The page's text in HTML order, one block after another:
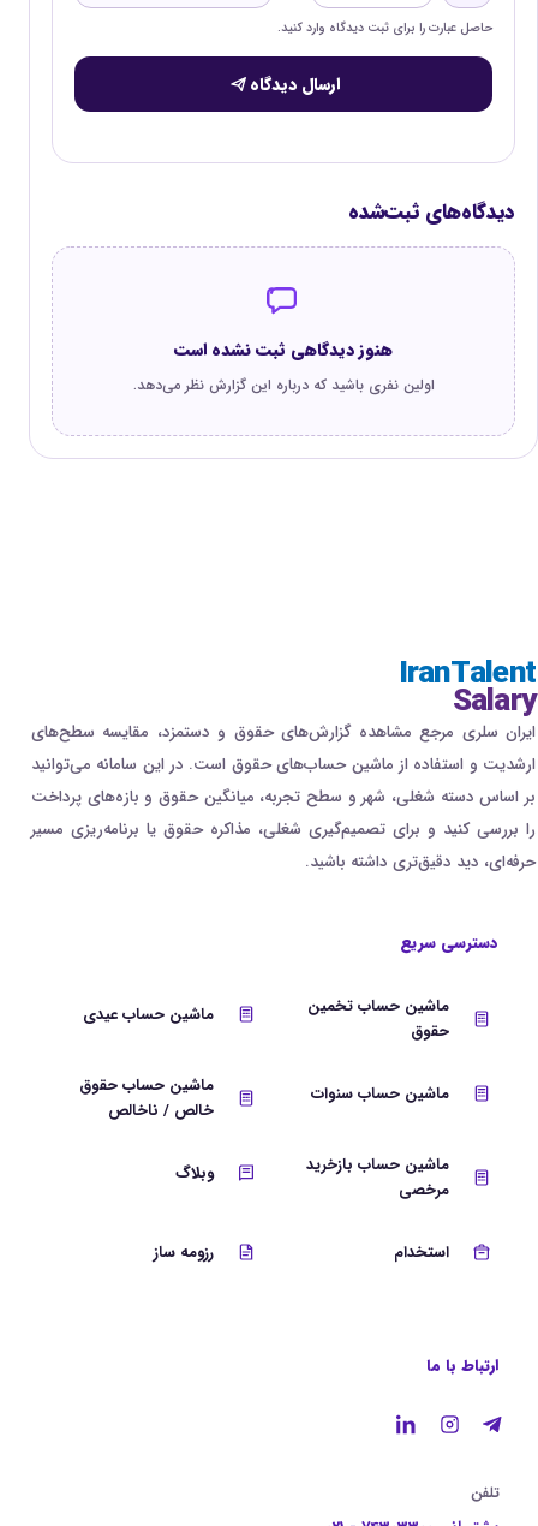
حاصل عبارت را برای ثبت دیدگاه وارد کنید.
ارسال دیدگاه
دیدگاه‌های ثبت‌شده
هنوز دیدگاهی ثبت نشده است
اولین نفری باشید که درباره این گزارش نظر می‌دهد.
IranTalent
Salary
ایران سلری مرجع مشاهده گزارش‌های حقوق و دستمزد، مقایسه سطح‌های
ارشدیت و استفاده از ماشین حساب‌های حقوق است. در این سامانه می‌توانید
بر اساس دسته شغلی، شهر و سطح تجربه، میانگین حقوق و بازه‌های پرداخت
را بررسی کنید و برای تصمیم‌گیری شغلی، مذاکره حقوق یا برنامه‌ریزی مسیر
حرفه‌ای، دید دقیق‌تری داشته باشید.
دسترسی سریع
ماشین حساب تخمین
حقوق
ماشین حساب عیدی
ماشین حساب سنوات
ماشین حساب حقوق
خالص / ناخالص
ماشین حساب بازخرید
مرخصی
وبلاگ
استخدام رزومه ساز
ارتباط با ما
تلفن